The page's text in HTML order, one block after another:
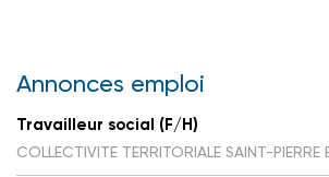
Annonces emploi
Travailleur social (F/H)
COLLECTIVITE TERRITORIALE SAINT-PIERRE